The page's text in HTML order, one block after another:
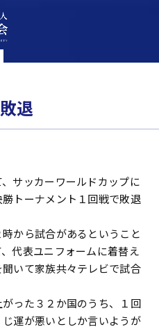
退
サッカーワールドカップに
トーナメント１回戦で敗退
から試合があるということ
代表ユニフォームに着替え
いて家族共々テレビで試合
った３２か国のうち、１回
運が悪いとしか言いようが